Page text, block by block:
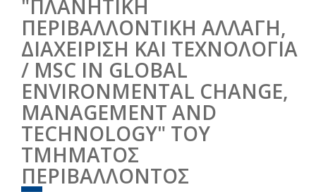
"ΠΛΑΝΗΤΙΚΗ
ΠΕΡΙΒΑΛΛΟΝΤΙΚΗ ΑΛΛΑΓΗ,
ΔΙΑΧΕΙΡΙΣΗ ΚΑΙ ΤΕΧΝΟΛΟΓΙΑ
/ MSC IN GLOBAL
ENVIRONMENTAL CHANGE,
MANAGEMENT AND
TECHNOLOGY" ΤΟΥ
ΤΜΗΜΑΤΟΣ
ΠΕΡΙΒΑΛΛΟΝΤΟΣ